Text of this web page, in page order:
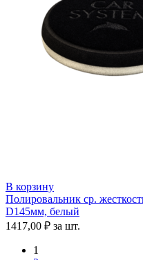
В корзину
Полировальник ср.
D145мм, белый
1417,00 ₽ за шт.
1